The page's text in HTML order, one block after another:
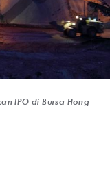
IPO di Bursa Hong